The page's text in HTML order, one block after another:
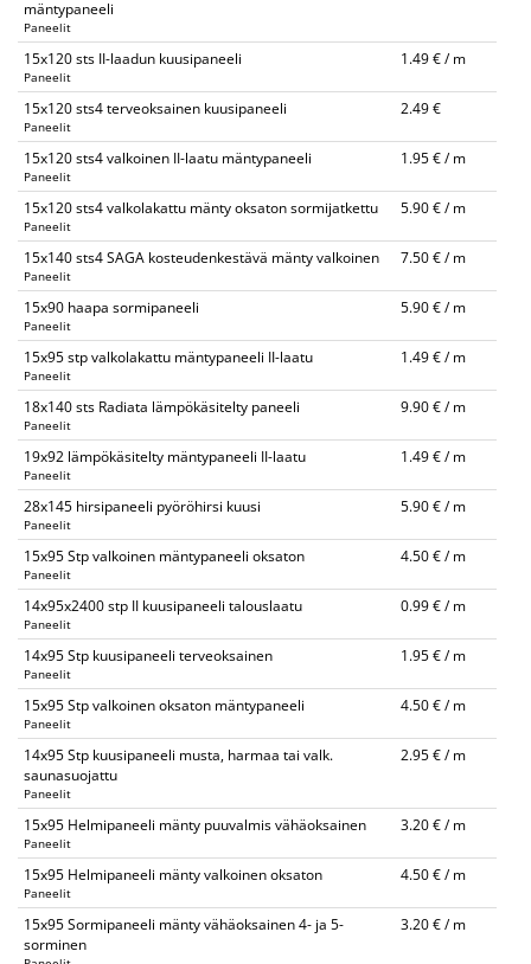
mäntypaneeli
Paneelit
15x120 sts II-laadun kuusipaneeli
Paneelit
1.49 € / m
15x120 sts4 terveoksainen kuusipaneeli
Paneelit
2.49 €
15x120 sts4 valkoinen II-laatu mäntypaneeli
Paneelit
1.95 € / m
15x120 sts4 valkolakattu mänty oksaton sormijatkettu
Paneelit
5.90 € / m
15x140 sts4 SAGA kosteudenkestävä mänty valkoinen
Paneelit
7.50 € / m
15x90 haapa sormipaneeli
Paneelit
5.90 € / m
15x95 stp valkolakattu mäntypaneeli II-laatu
Paneelit
1.49 € / m
18x140 sts Radiata lämpökäsitelty paneeli
Paneelit
9.90 € / m
19x92 lämpökäsitelty mäntypaneeli II-laatu
Paneelit
1.49 € / m
28x145 hirsipaneeli pyöröhirsi kuusi
Paneelit
5.90 € / m
15x95 Stp valkoinen mäntypaneeli oksaton
Paneelit
4.50 € / m
14x95x2400 stp II kuusipaneeli talouslaatu
Paneelit
0.99 € / m
14x95 Stp kuusipaneeli terveoksainen
Paneelit
1.95 € / m
15x95 Stp valkoinen oksaton mäntypaneeli
Paneelit
4.50 € / m
14x95 Stp kuusipaneeli musta, harmaa tai valk.
saunasuojattu
Paneelit
2.95 € / m
15x95 Helmipaneeli mänty puuvalmis vähäoksainen
Paneelit
3.20 € / m
15x95 Helmipaneeli mänty valkoinen oksaton
Paneelit
4.50 € / m
15x95 Sormipaneeli mänty vähäoksainen 4- ja 5-
sorminen
3.20 € / m